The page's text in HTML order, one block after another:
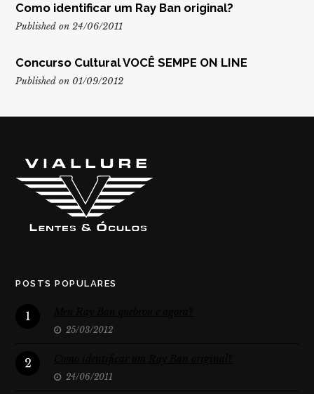
Como identificar um Ray Ban original?
Published on 24/06/2011
Concurso Cultural VOCÊ SEMPE ON LINE
Published on 01/09/2012
POSTS POPULARES
1
25/03/2012
2
24/06/2011